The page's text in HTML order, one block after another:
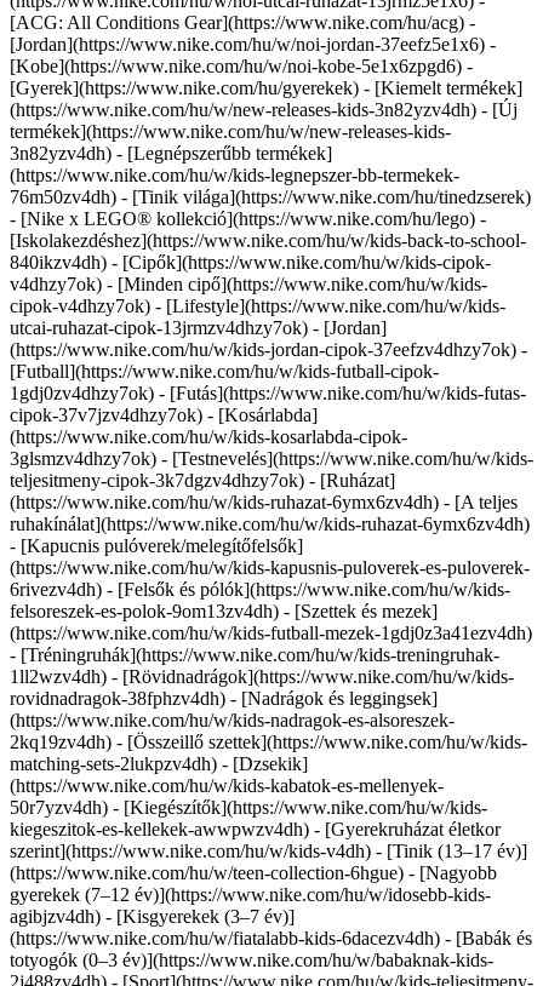
[ACG: All Conditions Gear](https://www.nike.com/hu/acg) -
[Jordan](https://www.nike.com/hu/w/noi-jordan-37eefz5e1x6) -
[Kobe](https://www.nike.com/hu/w/noi-kobe-5e1x6zpgd6) -
[Gyerek](https://www.nike.com/hu/gyerekek) - [Kiemelt termékek]
(https://www.nike.com/hu/w/new-releases-kids-3n82yzv4dh) - [Új
termékek](https://www.nike.com/hu/w/new-releases-kids-
3n82yzv4dh) - [Legnépszerűbb termékek]
(https://www.nike.com/hu/w/kids-legnepszer-bb-termekek-
76m50zv4dh) - [Tinik világa](https://www.nike.com/hu/tinedzserek)
- [Nike x LEGO® kollekció](https://www.nike.com/hu/lego) -
[Iskolakezdéshez](https://www.nike.com/hu/w/kids-back-to-school-
840ikzv4dh) - [Cipők](https://www.nike.com/hu/w/kids-cipok-
v4dhzy7ok) - [Minden cipő](https://www.nike.com/hu/w/kids-
cipok-v4dhzy7ok) - [Lifestyle](https://www.nike.com/hu/w/kids-
utcai-ruhazat-cipok-13jrmzv4dhzy7ok) - [Jordan]
(https://www.nike.com/hu/w/kids-jordan-cipok-37eefzv4dhzy7ok) -
[Futball](https://www.nike.com/hu/w/kids-futball-cipok-
1gdj0zv4dhzy7ok) - [Futás](https://www.nike.com/hu/w/kids-futas-
cipok-37v7jzv4dhzy7ok) - [Kosárlabda]
(https://www.nike.com/hu/w/kids-kosarlabda-cipok-
3glsmzv4dhzy7ok) - [Testnevelés](https://www.nike.com/hu/w/kids-
teljesitmeny-cipok-3k7dgzv4dhzy7ok) - [Ruházat]
(https://www.nike.com/hu/w/kids-ruhazat-6ymx6zv4dh) - [A teljes
ruhakínálat](https://www.nike.com/hu/w/kids-ruhazat-6ymx6zv4dh)
- [Kapucnis pulóverek/melegítőfelsők]
(https://www.nike.com/hu/w/kids-kapusnis-puloverek-es-puloverek-
6rivezv4dh) - [Felsők és pólók](https://www.nike.com/hu/w/kids-
felsoreszek-es-polok-9om13zv4dh) - [Szettek és mezek]
(https://www.nike.com/hu/w/kids-futball-mezek-1gdj0z3a41ezv4dh)
- [Tréningruhák](https://www.nike.com/hu/w/kids-treningruhak-
1ll2wzv4dh) - [Rövidnadrágok](https://www.nike.com/hu/w/kids-
rovidnadragok-38fphzv4dh) - [Nadrágok és leggingsek]
(https://www.nike.com/hu/w/kids-nadragok-es-alsoreszek-
2kq19zv4dh) - [Összeillő szettek](https://www.nike.com/hu/w/kids-
matching-sets-2lukpzv4dh) - [Dzsekik]
(https://www.nike.com/hu/w/kids-kabatok-es-mellenyek-
50r7yzv4dh) - [Kiegészítők](https://www.nike.com/hu/w/kids-
kiegeszitok-es-kellekek-awwpwzv4dh) - [Gyerekruházat életkor
szerint](https://www.nike.com/hu/w/kids-v4dh) - [Tinik (13–17 év)]
(https://www.nike.com/hu/w/teen-collection-6hgue) - [Nagyobb
gyerekek (7–12 év)](https://www.nike.com/hu/w/idosebb-kids-
agibjzv4dh) - [Kisgyerekek (3–7 év)]
(https://www.nike.com/hu/w/fiatalabb-kids-6dacezv4dh) - [Babák és
totyogók (0–3 év)](https://www.nike.com/hu/w/babaknak-kids-
2j488zv4dh) - [Sport](https://www.nike.com/hu/w/kids-teljesitmeny-